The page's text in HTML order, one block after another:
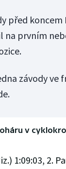
před
na prvním
závody ve
v
1:09:03, 2.